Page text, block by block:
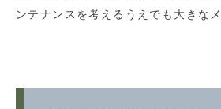
ンテナンスを考えるうえでも大きな